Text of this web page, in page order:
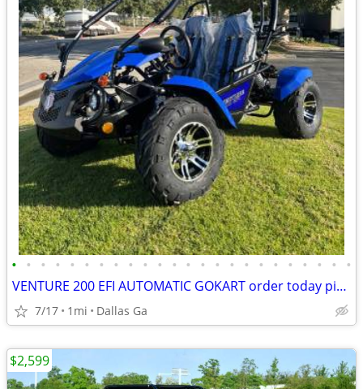
• • • • • • • • • • • • • • • • • • • • • • • •
VENTURE 200 EFI AUTOMATIC GOKART order today pick up same day
7/17 1mi Dallas Ga
$2,599